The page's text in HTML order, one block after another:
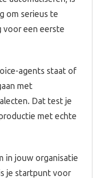
om serieus te
voor een eerste
agents staat of
met
Dat test je
met echte
in jouw organisatie
je startpunt voor